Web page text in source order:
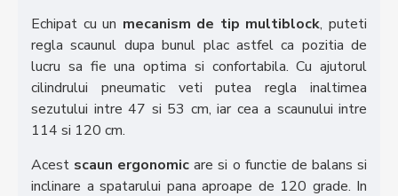
Echipat cu un mecanism de tip multiblock, puteti
regla scaunul dupa bunul plac astfel ca pozitia de
lucru sa fie una optima si confortabila. Cu ajutorul
cilindrului pneumatic veti putea regla inaltimea
sezutului intre 47 si 53 cm, iar cea a scaunului intre
114 si 120 cm.
Acest scaun ergonomic are si o functie de balans si
inclinare a spatarului pana aproape de 120 grade. In